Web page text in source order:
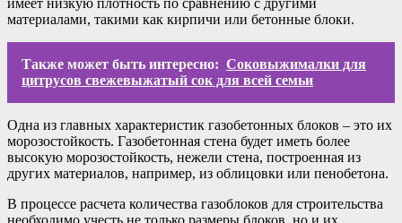
материалами, такими как кирпичи или бетонные блоки.
Также может быть интересно: Соковыжималки для
цитрусов свежевыжатый сок для всей семьи
Одна из главных характеристик газобетонных блоков – это их
морозостойкость. Газобетонная стена будет иметь более
высокую морозостойкость, нежели стена, построенная из
других материалов, например, из облицовки или пенобетона.
В процессе расчета количества газоблоков для строительства
необходимо учесть не только размеры блоков, но и их